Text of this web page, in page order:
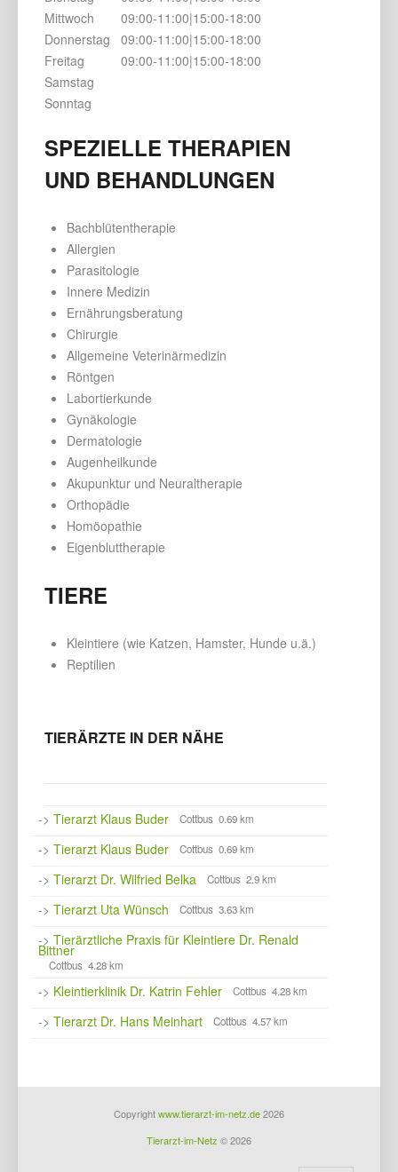
Mittwoch
09:00-11:00|15:00-18:00
Donnerstag
09:00-11:00|15:00-18:00
Freitag
09:00-11:00|15:00-18:00
Samstag
Sonntag
SPEZIELLE THERAPIEN
UND BEHANDLUNGEN
Bachblütentherapie
Allergien
Parasitologie
Innere Medizin
Ernährungsberatung
Chirurgie
Allgemeine Veterinärmedizin
Röntgen
Labortierkunde
Gynäkologie
Dermatologie
Augenheilkunde
Akupunktur und Neuraltherapie
Orthopädie
Homöopathie
Eigenbluttherapie
TIERE
Kleintiere (wie Katzen, Hamster, Hunde u.ä.)
Reptilien
TIERÄRZTE IN DER NÄHE
-> Tierarzt Klaus Buder Cottbus 0.69 km
-> Tierarzt Klaus Buder Cottbus 0.69 km
-> Tierarzt Dr. Wilfried Belka Cottbus 2.9 km
-> Tierarzt Uta Wünsch Cottbus 3.63 km
-> Tierärztliche Praxis für Kleintiere Dr. Renald
Bittner
Cottbus 4.28 km
-> Kleintierklinik Dr. Katrin Fehler Cottbus 4.28 km
-> Tierarzt Dr. Hans Meinhart Cottbus 4.57 km
Copyrightwww.tierarzt-im-netz.de2026
Tierarzt-im-Netz © 2026